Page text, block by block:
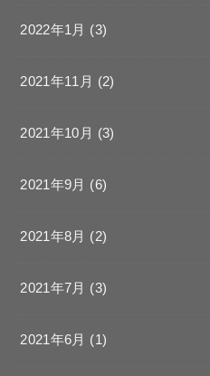
2022年1月 (3)
2021年11月 (2)
2021年10月 (3)
2021年9月 (6)
2021年8月 (2)
2021年7月 (3)
2021年6月 (1)